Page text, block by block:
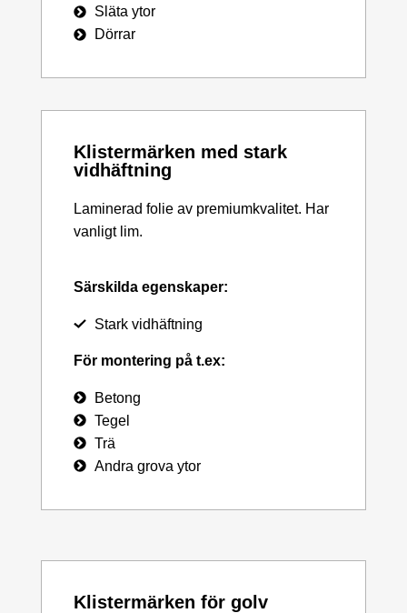
Släta ytor
Dörrar
Klistermärken med stark
vidhäftning
Laminerad folie av premiumkvalitet. Har
vanligt lim.
Särskilda egenskaper:
Stark vidhäftning
För montering på t.ex:
Betong
Tegel
Trä
Andra grova ytor
Klistermärken för golv